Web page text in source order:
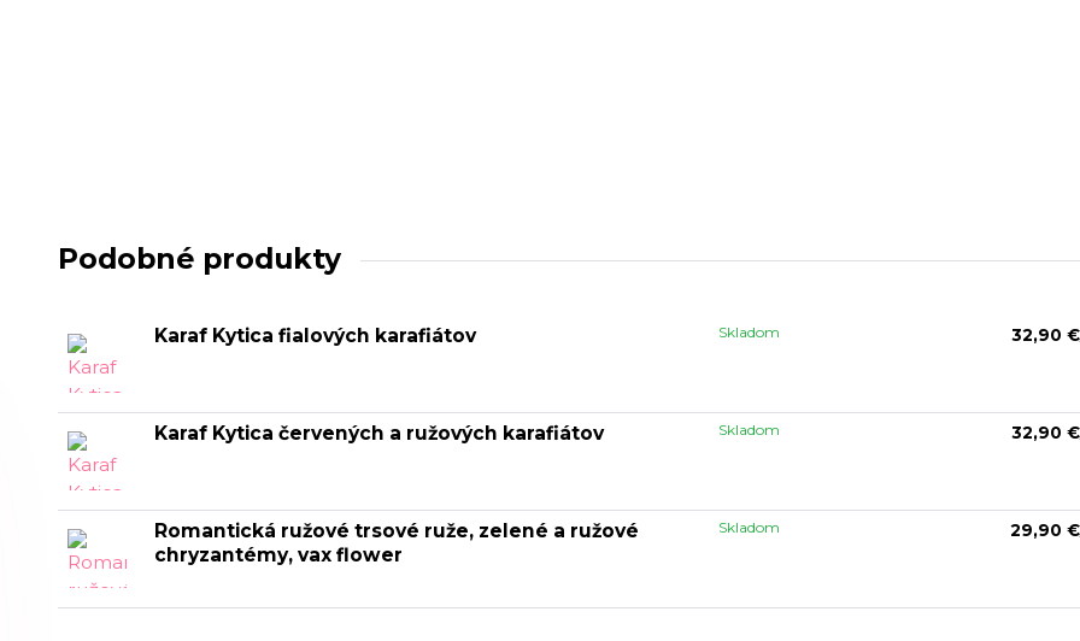
Podobné produkty
Karaf Kytica fialových karafiátov 32,90 €
Skladom
Karaf Kytica červených a ružových karafiátov 32,90 €
Skladom
Romantická ružové trsové ruže, zelené a ružové
chryzantémy, vax flower
29,90 €
Skladom